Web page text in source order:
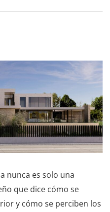
nunca es solo una
que dice cómo se
y cómo se perciben los